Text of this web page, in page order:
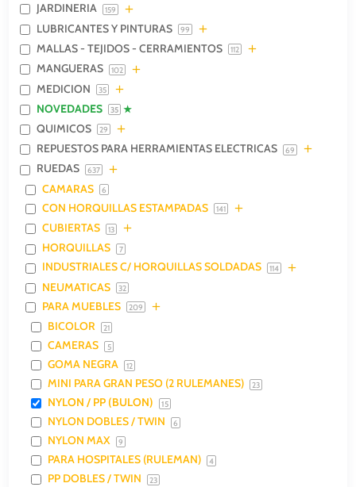
JARDINERIA 159
LUBRICANTES Y PINTURAS 99
MALLAS - TEJIDOS - CERRAMIENTOS 112
MANGUERAS 102
MEDICION 35
NOVEDADES 35
QUIMICOS 29
REPUESTOS PARA HERRAMIENTAS ELECTRICAS 69
RUEDAS 637
CAMARAS 6
CON HORQUILLAS ESTAMPADAS 141
CUBIERTAS 13
HORQUILLAS 7
INDUSTRIALES C/ HORQUILLAS SOLDADAS 114
NEUMATICAS 32
PARA MUEBLES 209
BICOLOR 21
CAMERAS 5
GOMA NEGRA 12
MINI PARA GRAN PESO (2 RULEMANES) 23
NYLON / PP (BULON) 15
NYLON DOBLES / TWIN 6
NYLON MAX 9
PARA HOSPITALES (RULEMAN) 4
PP DOBLES / TWIN 23